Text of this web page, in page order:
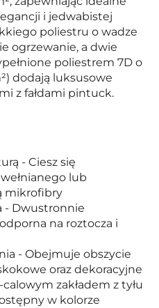
i jedwabistej
poliestru o wadze
ogrzewanie, a dwie
poliestrem 7D o
dodają luksusowe
z fałdami pintuck.
- Ciesz się
lub
mikrofibry
- Dwustronnie
na roztocza i
- Obejmuje obszycie
oraz dekoracyjne
zakładem z tyłu
w kolorze